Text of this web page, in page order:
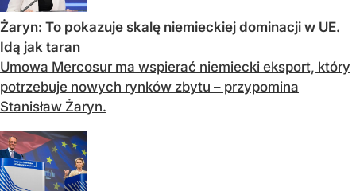
Żaryn: To pokazuje skalę niemieckiej dominacji w UE.
Idą jak taran
Umowa Mercosur ma wspierać niemiecki eksport, który
potrzebuje nowych rynków zbytu – przypomina
Stanisław Żaryn.